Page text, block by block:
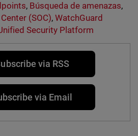
, Búsqueda de amenazas,
(SOC),WatchGuard
Security Platform
via RSS
via Email